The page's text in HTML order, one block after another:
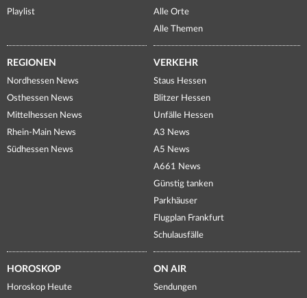
Playlist
Alle Orte
Alle Themen
REGIONEN
Nordhessen News
Osthessen News
Mittelhessen News
Rhein-Main News
Südhessen News
VERKEHR
Staus Hessen
Blitzer Hessen
Unfälle Hessen
A3 News
A5 News
A661 News
Günstig tanken
Parkhäuser
Flugplan Frankfurt
Schulausfälle
HOROSKOP
Horoskop Heute
ON AIR
Sendungen